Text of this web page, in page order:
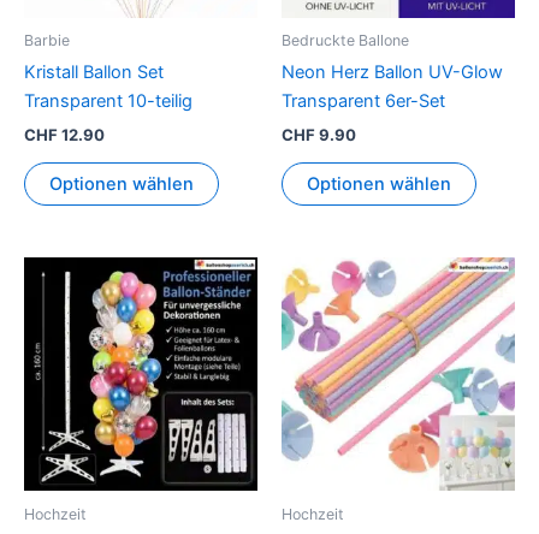
Barbie
Kristall Ballon Set
Transparent 10-teilig
CHF12.90
Optionen wählen
Produktseite
gewählt
Bedruckte Ballone
Neon Herz Ballon UV-Glow
Transparent 6er-Set
CHF9.90
Optionen wählen
Hochzeit Hochzeit